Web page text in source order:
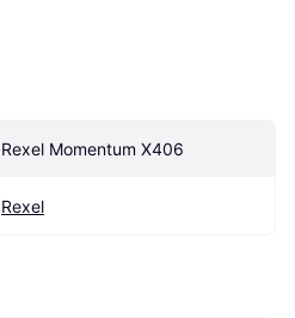
Rexel Momentum X406
Rexel